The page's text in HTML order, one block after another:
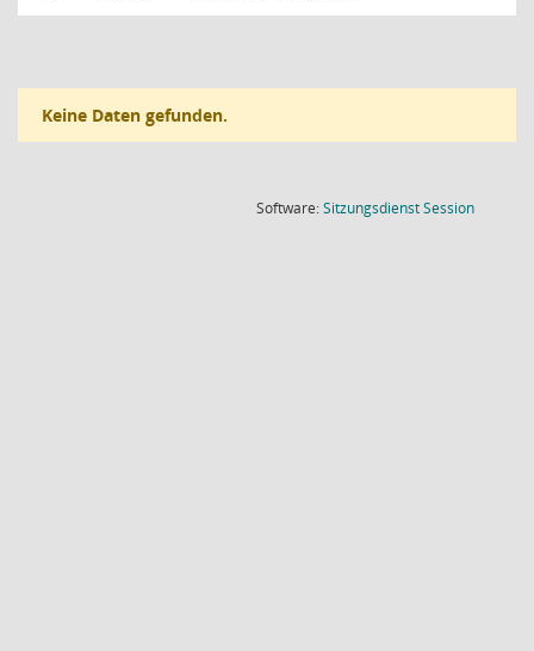
Keine Daten gefunden.
Software:SitzungsdienstSession(Wird in